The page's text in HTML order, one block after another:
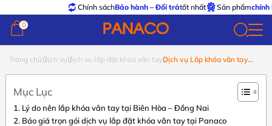
Chính sáchBảo hành – Đổi trả tốt nhất Sản phẩmchính hãng –
0
0
Trang chủ Dịch vụDịch vụ lắp đặt khóa vân tayDịch vụ Lắp khóa vân tay
Mục Lục
Lý do nên lắp khóa vân tay tại Biên Hòa – Đồng Nai
Báo giá trọn gói dịch vụ lắp đặt khóa vân tay tại Panaco